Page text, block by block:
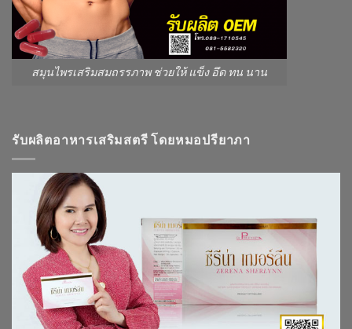
สมุนไพรเสริมสมถรรภาพ ช่วยให้ แข็ง อึด ทน นาน
รับผลิตอาหารเสริมสตรี โดยหมอปรียาภา